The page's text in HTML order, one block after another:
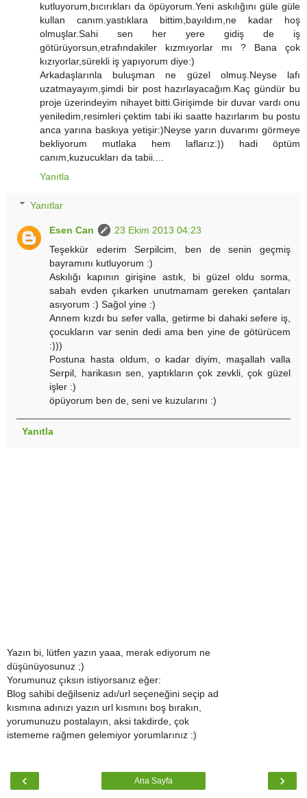
kutluyorum,bıcırıkları da öpüyorum.Yeni askılığını güle güle
kullan canım.yastıklara bittim,bayıldım,ne kadar hoş
olmuşlar.Sahi sen her yere gidiş de iş
götürüyorsun,etrafındakiler kızmıyorlar mı ? Bana çok
kızıyorlar,sürekli iş yapıyorum diye:)
Arkadaşlarınla buluşman ne güzel olmuş.Neyse lafı
uzatmayayım,şimdi bir post hazırlayacağım.Kaç gündür bu
proje üzerindeyim nihayet bitti.Girişimde bir duvar vardı onu
yeniledim,resimleri çektim tabi iki saatte hazırlarım bu postu
anca yarına baskıya yetişir:)Neyse yarın duvarımı görmeye
bekliyorum mutlaka hem laflarız:)) hadi öptüm
canım,kuzucukları da tabii....
Yanıtla
Yanıtlar
Esen Can
23 Ekim 2013 04:23
Teşekkür ederim Serpilcim, ben de senin geçmiş
bayramını kutluyorum :)
Askılığı kapının girişine astık, bi güzel oldu sorma,
sabah evden çıkarken unutmamam gereken çantaları
asıyorum :) Sağol yine :)
Annem kızdı bu sefer valla, getirme bi dahaki sefere iş,
çocukların var senin dedi ama ben yine de götürücem
:)))
Postuna hasta oldum, o kadar diyim, maşallah valla
Serpil, harikasın sen, yaptıkların çok zevkli, çok güzel
işler :)
öpüyorum ben de, seni ve kuzularını :)
Yanıtla
Yazın bi, lütfen yazın yaaa, merak ediyorum ne
düşünüyosunuz ;)
Yorumunuz çıksın istiyorsanız eğer:
Blog sahibi değilseniz adı/url seçeneğini seçip ad
kısmına adınızı yazın url kısmını boş bırakın,
yorumunuzu postalayın, aksi takdirde, çok
istememe rağmen gelemiyor yorumlarınız :)
‹ ›
Ana Sayfa